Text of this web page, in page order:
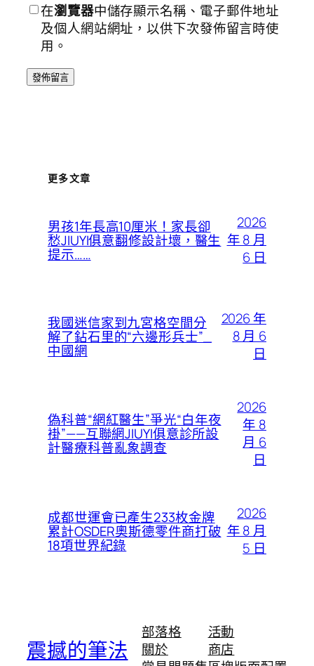
在瀏覽器中儲存顯示名稱、電子郵件地址
及個人網站網址，以供下次發佈留言時使
用。
更多文章
男孩1年長高10厘米！家長卻
愁JIUYI俱意翻修設計壞，醫生
提示……
2026
年 8 月
6 日
我國迷信家到九宮格空間分
解了鉆石里的“六邊形兵士”_
中國網
2026 年
8 月 6
日
偽科普“網紅醫生”爭光“白年夜
褂”——互聯網JIUYI俱意診所設
計醫療科普亂象調查
2026
年 8
月 6
日
成都世運會已產生233枚金牌
累計OSDER奧斯德零件商打破
18項世界紀錄
2026
年 8 月
5 日
震撼的筆法
部落格
關於
活動
商店